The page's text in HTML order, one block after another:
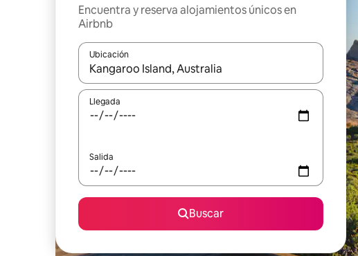
Encuentra y reserva alojamientos únicos en
Airbnb
Ubicación
Cuando los resultados estén disponibles, navega con las
Llegada
Salida
Buscar